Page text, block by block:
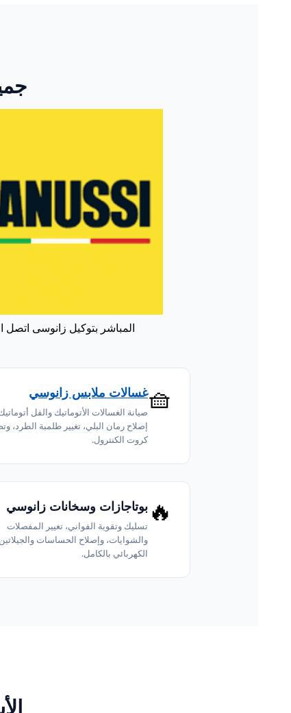
المباشر بتوكيل زانوسى اتصل
🧺غسالات ملابس زانوسي
صيانة الغسالات الأتوماتيك والفل
إصلاح رمان البلي، تغيير طلمبة الطرد،
كروت الكنترول.
🔥 بوتاجازات وسخانات زانوسي
تسليك وتقوية الفواني، تغيير المفصلات
والشوايات، وإصلاح الحساسات والجيلاتين
الكهربائي بالكامل.